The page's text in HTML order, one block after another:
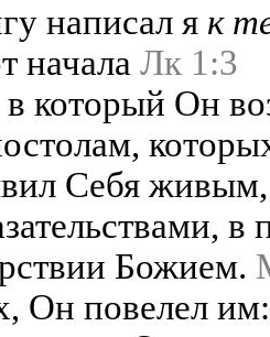
написал я к
начала Лк 1:3
в который Он
Себя
в
Божием.
Он повелел